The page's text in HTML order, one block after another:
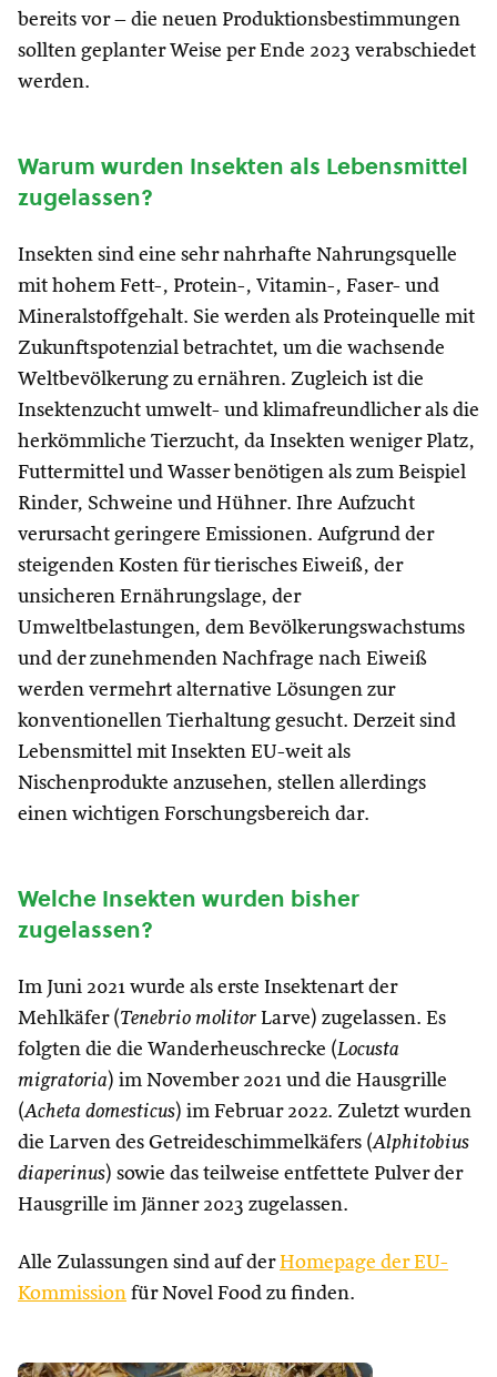
bereits vor – die neuen Produktionsbestimmungen
sollten geplanter Weise per Ende 2023 verabschiedet
werden.
Warum wurden Insekten als Lebensmittel
zugelassen?
Insekten sind eine sehr nahrhafte Nahrungsquelle
mit hohem Fett-, Protein-, Vitamin-, Faser- und
Mineralstoffgehalt. Sie werden als Proteinquelle mit
Zukunftspotenzial betrachtet, um die wachsende
Weltbevölkerung zu ernähren. Zugleich ist die
Insektenzucht umwelt- und klimafreundlicher als die
herkömmliche Tierzucht, da Insekten weniger Platz,
Futtermittel und Wasser benötigen als zum Beispiel
Rinder, Schweine und Hühner. Ihre Aufzucht
verursacht geringere Emissionen. Aufgrund der
steigenden Kosten für tierisches Eiweiß, der
unsicheren Ernährungslage, der
Umweltbelastungen, dem Bevölkerungswachstums
und der zunehmenden Nachfrage nach Eiweiß
werden vermehrt alternative Lösungen zur
konventionellen Tierhaltung gesucht. Derzeit sind
Lebensmittel mit Insekten EU-weit als
Nischenprodukte anzusehen, stellen allerdings
einen wichtigen Forschungsbereich dar.
Welche Insekten wurden bisher
zugelassen?
Im Juni 2021 wurde als erste Insektenart der
Mehlkäfer (Tenebrio molitor Larve) zugelassen. Es
folgten die die Wanderheuschrecke (Locusta
migratoria) im November 2021 und die Hausgrille
(Acheta domesticus) im Februar 2022. Zuletzt wurden
die Larven des Getreideschimmelkäfers (Alphitobius
diaperinus) sowie das teilweise entfettete Pulver der
Hausgrille im Jänner 2023 zugelassen.
Alle Zulassungen sind auf derHomepage der EU-
Kommission für Novel Food zu finden.